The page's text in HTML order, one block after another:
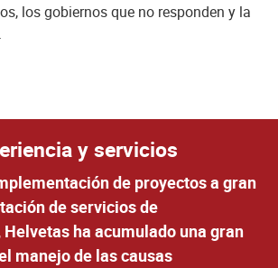
los gobiernos que no responden y la
y servicios
de proyectos a gran
de servicios de
ha acumulado una gran
manejo de las causas